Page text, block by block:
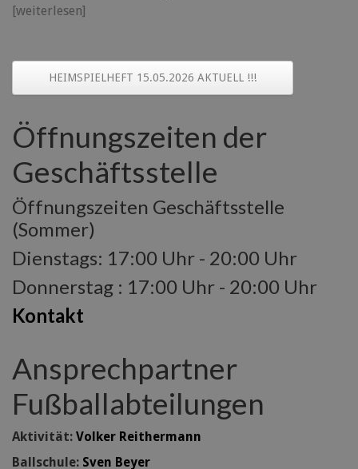
[weiterlesen]
HEIMSPIELHEFT 15.05.2026 AKTUELL !!!
Öffnungszeiten der
Geschäftsstelle
Öffnungszeiten Geschäftsstelle
(Sommer)
Dienstags: 17:00 Uhr - 20:00 Uhr
Donnerstag : 17:00 Uhr - 20:00 Uhr
Kontakt
Ansprechpartner
Fußballabteilungen
Aktivität: Volker Reithermann
Ballschule: Sven Beyer